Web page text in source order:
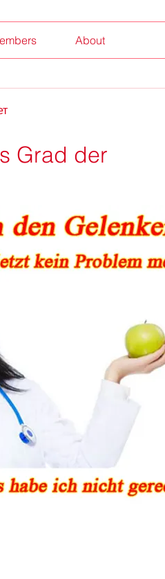
About
Grad der